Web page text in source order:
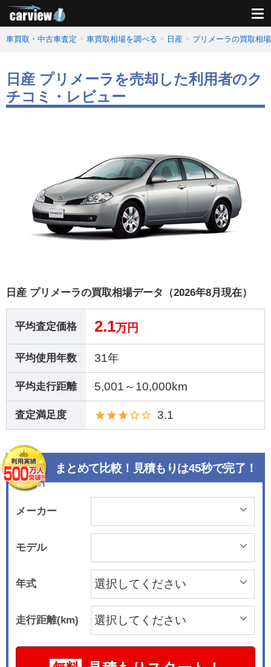
車買取・中古車査定 車買取相場を調べる 日産 プリメーラの買取相
日産 プリメーラを売却した利用者のク
チコミ・レビュー
日産 プリメーラの買取相場データ（2026年8月現在）
平均査定価格 2.1万円
平均使用年数 31年
平均走行距離 5,001～10,000km
査定満足度 3.1
まとめて比較！見積もりは45秒で完了！
メーカー
モデル
年式
走行距離(km)